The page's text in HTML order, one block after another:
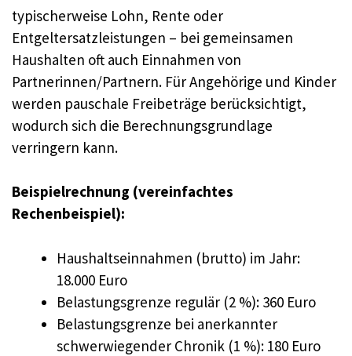
typischerweise Lohn, Rente oder
Entgeltersatzleistungen – bei gemeinsamen
Haushalten oft auch Einnahmen von
Partnerinnen/Partnern. Für Angehörige und Kinder
werden pauschale Freibeträge berücksichtigt,
wodurch sich die Berechnungsgrundlage
verringern kann.
Beispielrechnung (vereinfachtes
Rechenbeispiel):
Haushaltseinnahmen (brutto) im Jahr:
18.000 Euro
Belastungsgrenze regulär (2 %): 360 Euro
Belastungsgrenze bei anerkannter
schwerwiegender Chronik (1 %): 180 Euro